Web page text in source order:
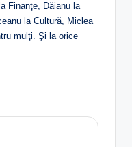
Finanţe, Dăianu la
la Cultură, Miclea
mulţi. Şi la orice